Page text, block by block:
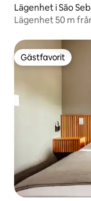
Lägenhet i São
Lägenhet 50 m
Gästfavorit
Gästfavorit